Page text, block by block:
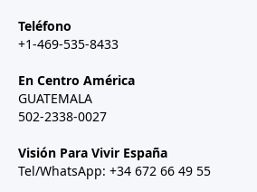
Teléfono
+1-469-535-8433
En Centro América
GUATEMALA
502-2338-0027
Visión Para Vivir España
Tel/WhatsApp: +34 672 66 49 55